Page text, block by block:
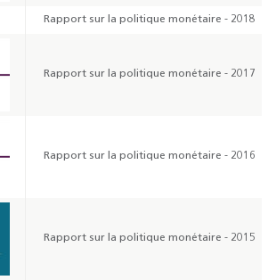
Rapport sur la politique monétaire - 2018
Rapport sur la politique monétaire - 2017
Rapport sur la politique monétaire - 2016
Rapport sur la politique monétaire - 2015